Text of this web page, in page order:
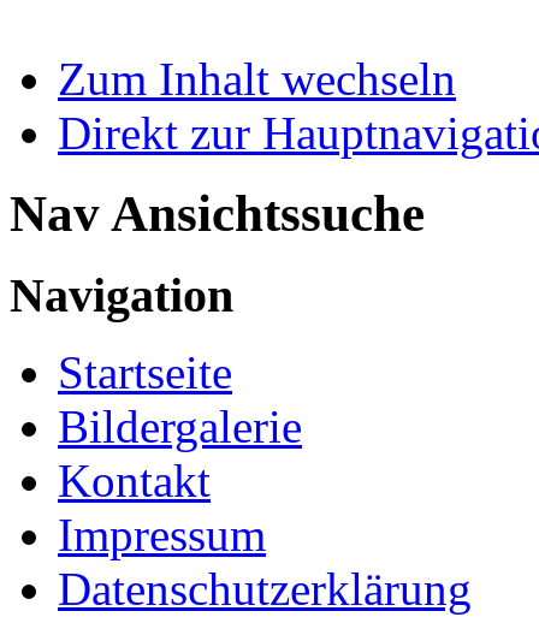
Zum Inhalt wechseln
Direkt zur
Nav Ansichtssuche
Navigation
Startseite
Bildergalerie
Kontakt
Impressum
Datenschutzerklärung